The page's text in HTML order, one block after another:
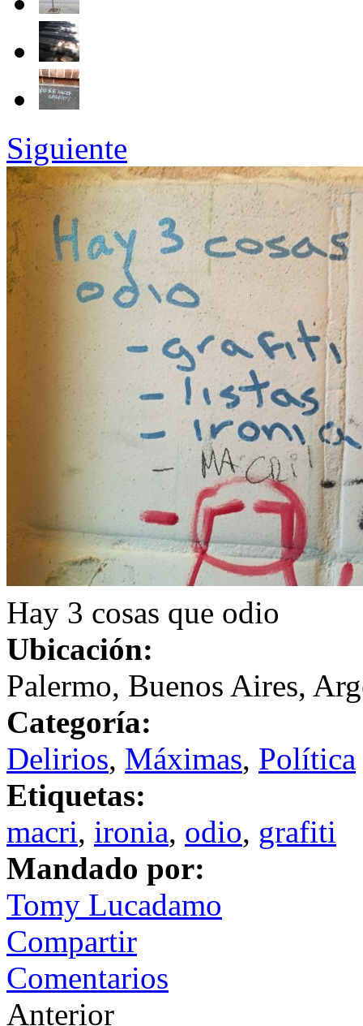
Siguiente
Hay 3 cosas que odio
Ubicación:
Palermo, Buenos Aires,
Categoría:
Delirios, Máximas, Política
Etiquetas:
macri, ironia, odio, grafiti
Mandado por:
Tomy Lucadamo
Compartir
Comentarios
Anterior